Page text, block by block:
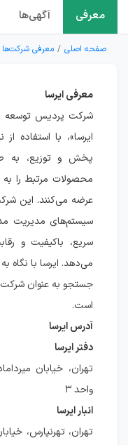
معرفی آگهی‌ها
صفحه اصلی معرفی شرکت‌ها
معرفی ایرسا
شرکت پردیس توسعه
ایرسا»، با استفاده
پخش و توزیع، به
محصولات مرتبط را به
عرضه می‌کنند. این
سیستم‌های مدیریت
سریع، باکیفیت و
می‌دهد. ایرسا با نگاه به
جستجو به عنوان شرکت
است.
آدرس ایرسا
دفتر ایرسا
واحد ۳
انبار ایرسا
تهران، تهرنپارس،